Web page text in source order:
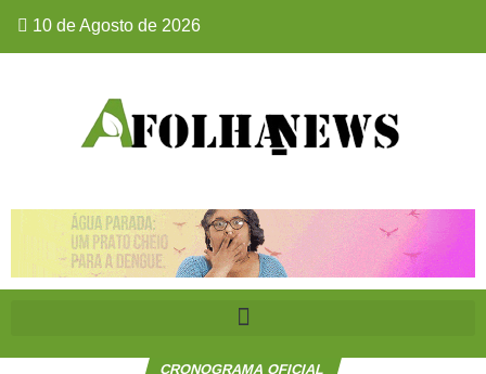
10 de Agosto de 2026
CRONOGRAMA OFICIAL